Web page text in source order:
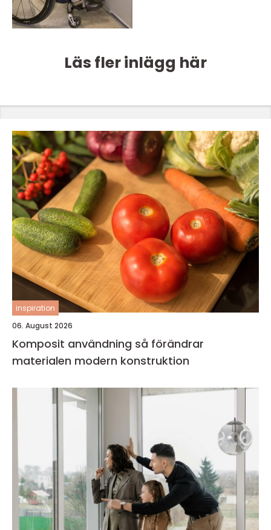
Läs fler inlägg här
inspiration
06. August 2026
Komposit användning så förändrar
materialen modern konstruktion